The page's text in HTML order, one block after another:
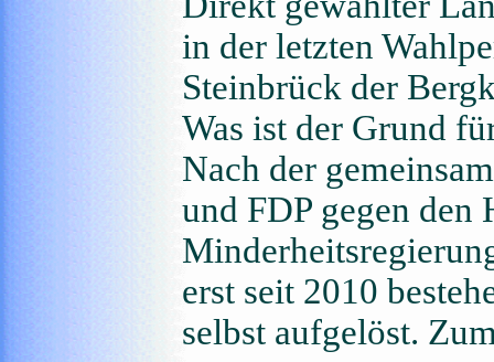
in der letzten
Steinbrück der
Was ist der Grund
Nach der
und FDP gegen den
erst seit 2010
selbst aufgelöst.